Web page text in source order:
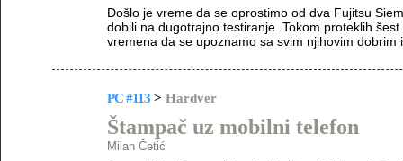
Došlo je vreme da se oprostimo od dva Fujitsu
dobili na dugotrajno testiranje. Tokom proteklih
vremena da se upoznamo sa svim njihovim dobrim
PC #113 > Hardver
Štampač uz mobilni telefon
Milan Četić